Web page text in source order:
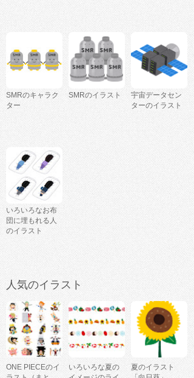
SMRのキャラク
ター
SMRのイラスト
宇宙データセン
ターのイラスト
いろいろなお布
団に埋もれる人
のイラスト
人気のイラスト
ONE PIECEのイ
いろいろな夏の
夏のイラスト